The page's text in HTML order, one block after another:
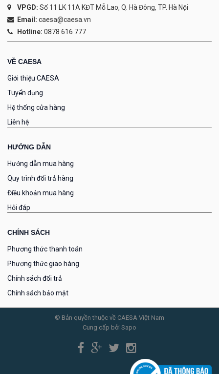
VPGD: Số 11 LK 11A KĐT Mỗ Lao, Q. Hà Đông, TP. Hà Nội
Email: caesa@caesa.vn
Hotline: 0878 616 777
VỀ CAESA
Giới thiệu CAESA
Tuyển dụng
Hệ thống cửa hàng
Liên hệ
HƯỚNG DẪN
Hướng dẫn mua hàng
Quy trình đổi trả hàng
Điều khoản mua hàng
Hỏi đáp
CHÍNH SÁCH
Phương thức thanh toán
Phương thức giao hàng
Chính sách đổi trả
Chính sách bảo mật
© Bản quyền thuộc về CAESA Việt Nam
Cung cấp bởi Sapo